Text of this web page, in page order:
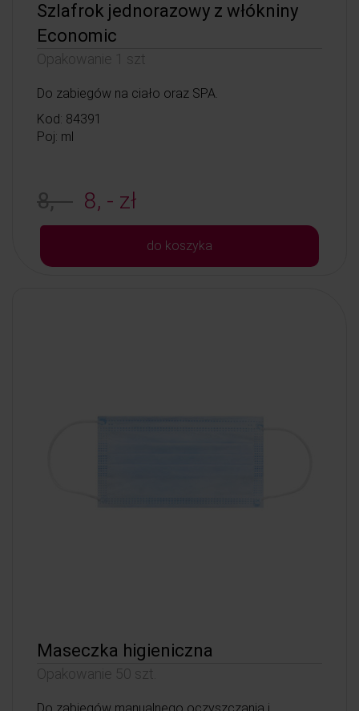
Szlafrok jednorazowy z włókniny
Economic
Opakowanie 1 szt
Do zabiegów na ciało oraz SPA.
Kod: 84391
Poj: ml
8, - 8, - zł
do koszyka
Maseczka higieniczna
Opakowanie 50 szt.